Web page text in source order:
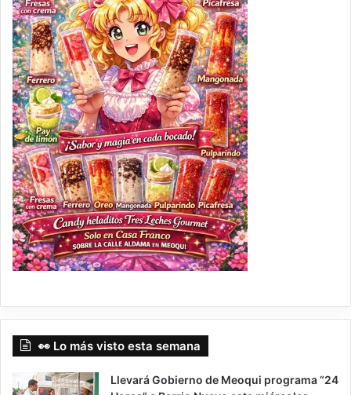
👀 Lo más visto esta semana
Llevará Gobierno de Meoqui programa “24